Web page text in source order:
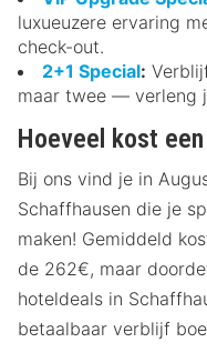
luxueuzere ervaring
check-out.
2+1 Special:
maar twee — verleng
Hoeveel kost
Bij ons vind je in
Schaffhausen die je
maken! Gemiddeld
de 262€, maar
hoteldeals in
betaalbaar verblijf